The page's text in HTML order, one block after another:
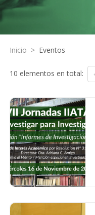
Inicio > Eventos
10 elementos en total: